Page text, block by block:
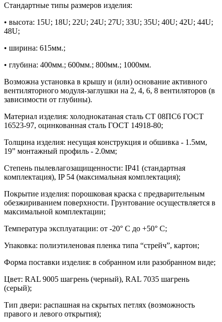
Стандартные типы размеров изделия:
• высота: 15U; 18U; 22U; 24U; 27U; 33U; 35U; 40U; 42U; 44U;
48U;
• ширина: 615мм.;
• глубина: 400мм.; 600мм.; 800мм.; 1000мм.
Возможна установка в крышу и (или) основание активного
вентиляторного модуля-заглушки на 2, 4, 6, 8 вентиляторов (в
зависимости от глубины).
Материал изделия: холоднокатаная сталь СТ 08ПС6 ГОСТ
16523-97, оцинкованная сталь ГОСТ 14918-80;
Толщина изделия: несущая конструкция и обшивка - 1.5мм,
19” монтажный профиль - 2.0мм;
Степень пылевлагозащищенности: IP41 (стандартная
комплектация), IP 54 (максимальная комплектация);
Покрытие изделия: порошковая краска с предварительным
обезжириванием поверхности. Грунтование осуществляется в
максимальной комплектации;
Температура эксплуатации: от -20° С до +50° С;
Упаковка: полиэтиленовая пленка типа “стрейч”, картон;
Форма поставки изделия: в собранном или разобранном виде;
Цвет: RAL 9005 шагрень (черный), RAL 7035 шагрень
(серый);
Тип двери: распашная на скрытых петлях (возможность
правого и левого открытия);